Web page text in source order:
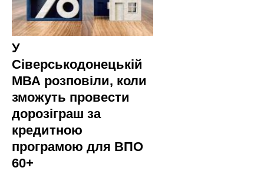
У
Сіверськодонецькій
МВА розповіли, коли
зможуть провести
дорозіграш за
кредитною
програмою для ВПО
60+